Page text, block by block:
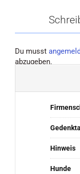
Du musst
abzugeben.
Hinweis
Hunde